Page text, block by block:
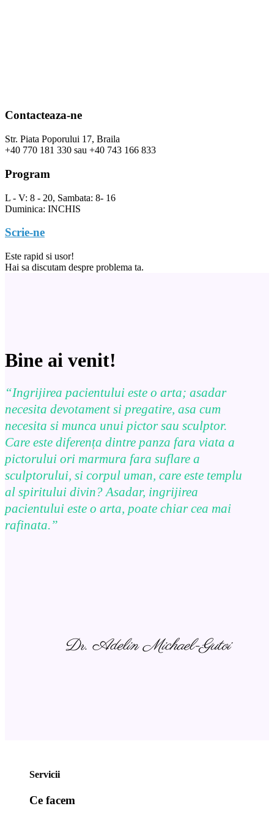
Contacteaza-ne
Str. Piata Poporului 17, Braila
+40 770 181 330 sau +40 743 166 833
Program
L - V: 8 - 20, Sambata: 8- 16
Duminica: INCHIS
Scrie-ne
Este rapid si usor!
Hai sa discutam despre problema ta.
Bine ai venit!
“Ingrijirea pacientului este o arta; asadar
necesita devotament si pregatire, asa cum
necesita si munca unui pictor sau sculptor.
Care este diferența dintre panza fara viata a
pictorului ori marmura fara suflare a
sculptorului, si corpul uman, care este templu
al spiritului divin? Asadar, ingrijirea
pacientului este o arta, poate chiar cea mai
rafinata.”
Dr. Adelin Michael-Gutoi
Servicii
Ce facem